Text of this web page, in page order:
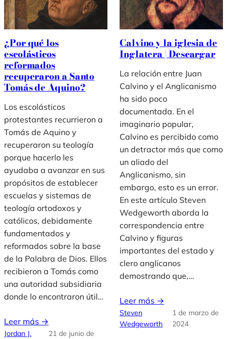
¿Por qué los
escolásticos
reformados
recuperaron a Santo
Tomás de Aquino?
Los escolásticos
protestantes recurrieron a
Tomás de Aquino y
recuperaron su teología
porque hacerlo les
ayudaba a avanzar en sus
propósitos de establecer
escuelas y sistemas de
teología ortodoxos y
católicos, debidamente
fundamentados y
reformados sobre la base
de la Palabra de Dios. Ellos
recibieron a Tomás como
una autoridad subsidiaria
donde lo encontraron útil…
Leer más →
Jordan J.
21 de junio de
Calvino y la iglesia de
Inglatera | Descargar
La relación entre Juan
Calvino y el Anglicanismo
ha sido poco
documentada. En el
imaginario popular,
Calvino es percibido como
un detractor más que como
un aliado del
Anglicanismo, sin
embargo, esto es un error.
En este artículo Steven
Wedgeworth aborda la
correspondencia entre
Calvino y figuras
importantes del estado y
clero anglicanos
demostrando que,…
Leer más →
Steven
Wedgeworth
1 de marzo de
2024